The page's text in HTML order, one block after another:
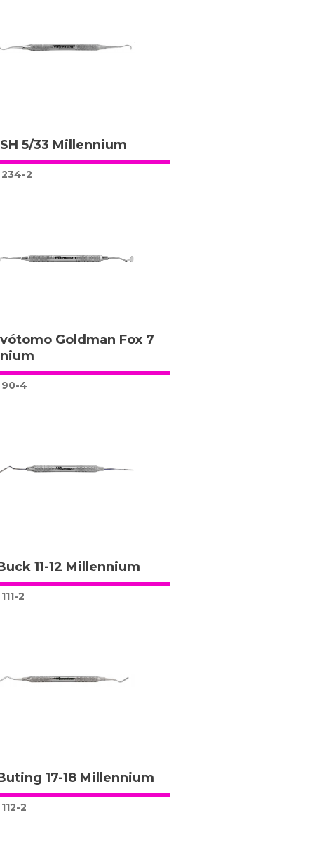
5/33 Millennium
234-2
Goldman Fox 7
90-4
11-12 Millennium
111-2
17-18 Millennium
112-2